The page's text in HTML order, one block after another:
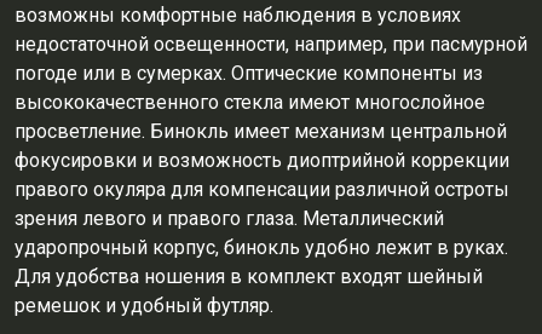
возможны комфортные наблюдения в условиях
недостаточной освещенности, например, при пасмурной
погоде или в сумерках. Оптические компоненты из
высококачественного стекла имеют многослойное
просветление. Бинокль имеет механизм центральной
фокусировки и возможность диоптрийной коррекции
правого окуляра для компенсации различной остроты
зрения левого и правого глаза. Металлический
ударопрочный корпус, бинокль удобно лежит в руках.
Для удобства ношения в комплект входят шейный
ремешок и удобный футляр.